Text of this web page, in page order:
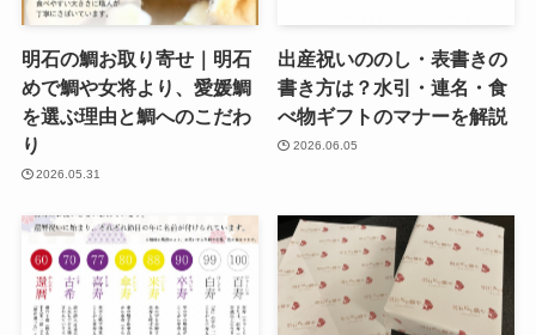
明石の鯛お取り寄せ｜明石
めで鯛や女将より、愛媛鯛
を選ぶ理由と鯛へのこだわ
り
2026.05.31
出産祝いののし・表書きの
書き方は？水引・連名・食
べ物ギフトのマナーを解説
2026.06.05